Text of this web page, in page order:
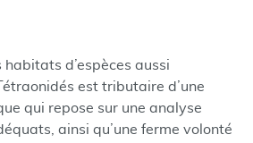
habitats d’espèces aussi
est tributaire d’une
qui repose sur une analyse
ainsi qu’une ferme volonté